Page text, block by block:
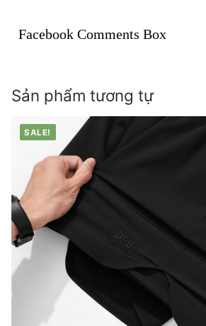
Facebook Comments Box
Sản phẩm tương tự
SALE!